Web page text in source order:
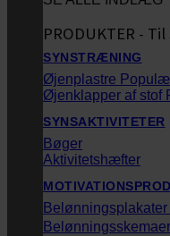
PRODUKTER -
SYNSTRÆNING
Øjenplastre
Øjenklapper af stof
SYNSAKTIVITETER
Bøger
Aktivitetshæfter